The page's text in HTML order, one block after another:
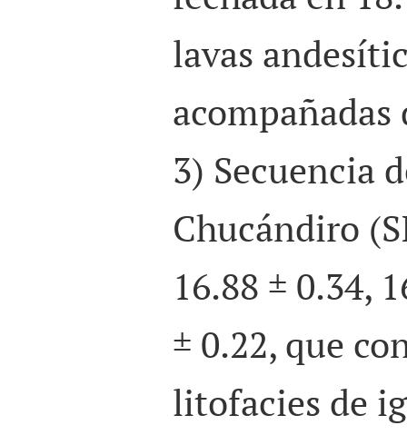
lavas
3) Secuencia
Chucándiro (
16.88 ± 0.34,
± 0.22, que
litofacies de